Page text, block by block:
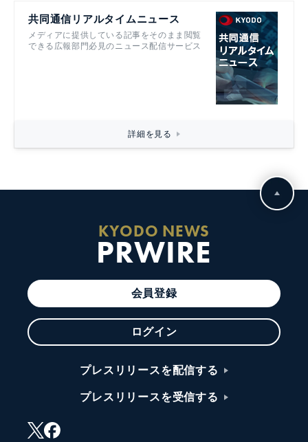
共同通信リアルタイムニュース
メディアに提供している記事をそのまま閲覧
できる広報部門必見のニュース配信サービス
詳細を見る
KYODO NEWS
PRWIRE
会員登録
ログイン
プレスリリースを配信する
プレスリリースを受信する